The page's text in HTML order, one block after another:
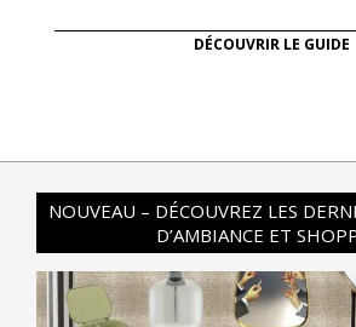
DÉCOUVRIR LE GUIDE
NOUVEAU – DÉCOUVREZ LES
D’AMBIANCE ET